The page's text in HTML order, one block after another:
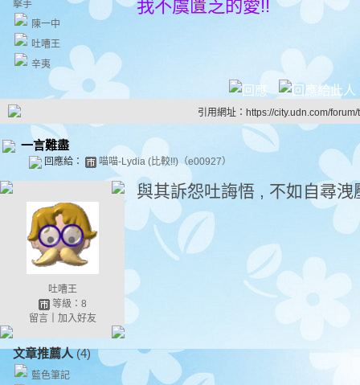
擊手
陳一中
吐嘈王
辛夷
我不虞匱乏的愛!!
引用網址：https://city.udn.com/
一言難盡
回應給： 喵喵-Lydia (比較!!)（e00927）
吐嘈王
等級：8
留言｜ 加入好友
文章推薦人(4)
藍色筆記
與其訴怨吐誨悟 , 不如自尋洩